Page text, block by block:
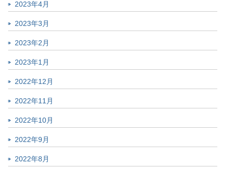
2023年4月
2023年3月
2023年2月
2023年1月
2022年12月
2022年11月
2022年10月
2022年9月
2022年8月